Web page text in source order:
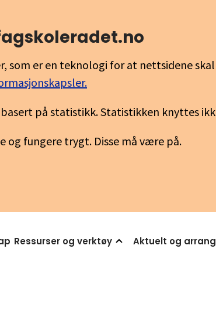
som er en teknologi for at nettsidene
på statistikk. Statistikken knyttes
og fungere trygt. Disse må være på.
Ressurser og verktøy Aktuelt og